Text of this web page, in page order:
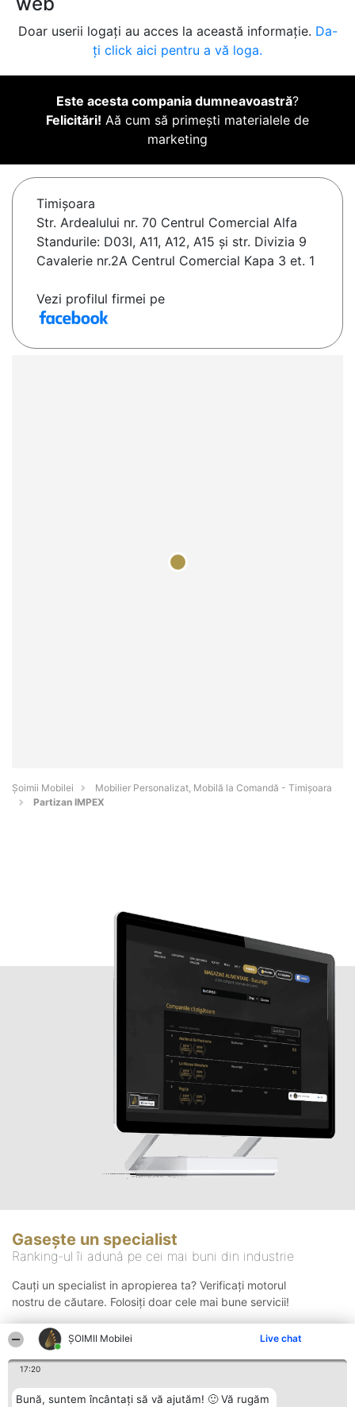
ȘOIMII Mobilei Live chat
17:20
Bună, suntem încântați să vă ajutăm! 🙂 Vă rugăm
Doar userii logați au acces la această informație. Da-
ți click aici pentru a vă loga.
Este acesta compania dumneavoastră?
Felicitări! Aă cum să primești materialele de
marketing
Timişoara
Str. Ardealului nr. 70 Centrul Comercial Alfa
Standurile: D03I, A11, A12, A15 și str. Divizia 9
Cavalerie nr.2A Centrul Comercial Kapa 3 et. 1
Vezi profilul firmei pe
Șoimii Mobilei
Mobilier Personalizat, Mobilă la Comandă - Timişoara
Partizan IMPEX
Gasește un specialist
Ranking-ul îi adună pe cei mai buni din industrie
Cauți un specialist in apropierea ta? Verificați motorul
nostru de căutare. Folosiți doar cele mai bune servicii!